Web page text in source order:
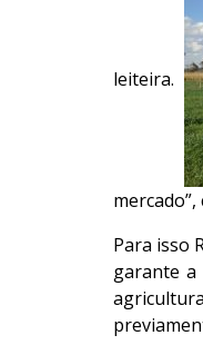
leiteira.
Para isso
garante a